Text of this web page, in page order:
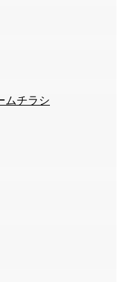
ムチラシ